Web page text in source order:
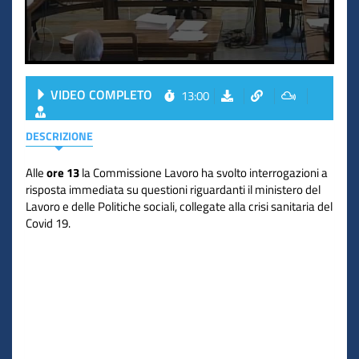
VIDEO COMPLETO 13:00
DESCRIZIONE
Alleore 13la Commissione Lavoro ha svolto interrogazioni a
risposta immediata su questioni riguardanti il ministero del
Lavoro e delle Politiche sociali, collegate alla crisi sanitaria del
Covid 19.